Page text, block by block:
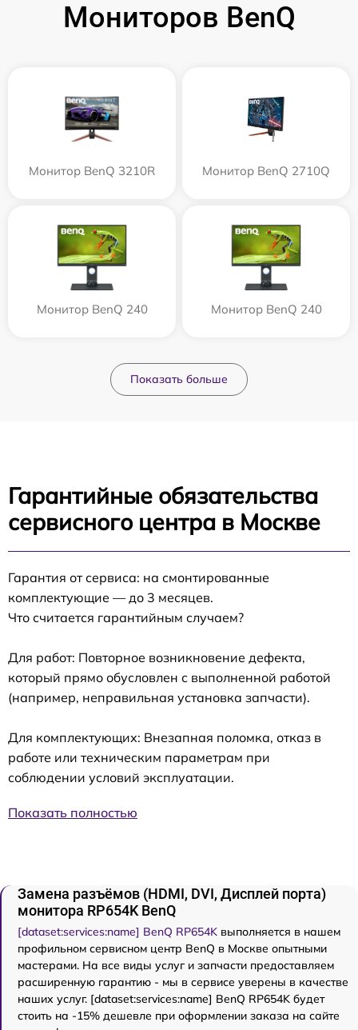
Мониторов BenQ
Монитор BenQ 3210R Монитор BenQ 2710Q
Монитор BenQ 240 Монитор BenQ 240
Показать больше
Гарантийные обязательства
сервисного центра в Москве
Гарантия от сервиса: на смонтированные
комплектующие — до 3 месяцев.
Что считается гарантийным случаем?
Для работ: Повторное возникновение дефекта,
который прямо обусловлен с выполненной работой
(например, неправильная установка запчасти).
Для комплектующих: Внезапная поломка, отказ в
работе или техническим параметрам при
соблюдении условий эксплуатации.
Показать полностью
Замена разъёмов (HDMI, DVI, Дисплей порта)
монитора RP654K BenQ
[dataset:services:name] BenQ RP654K выполняется в нашем
профильном сервисном центр BenQ в Москве опытными
мастерами. На все виды услуг и запчасти предоставляем
расширенную гарантию - мы в сервисе уверены в качестве
наших услуг. [dataset:services:name] BenQ RP654K будет
стоить на -15% дешевле при оформлении заказа на сайте